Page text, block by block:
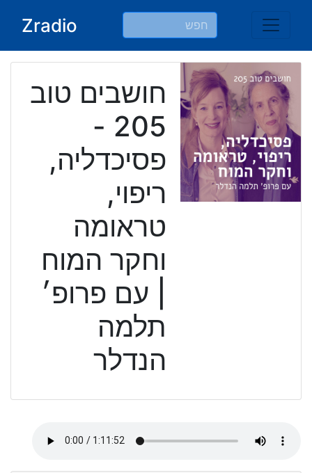
Zradio
חושבים טוב
205 -
פסיכדליה,
ריפוי,
טראומה
וחקר המוח
| עם פרופ׳
תלמה
הנדלר